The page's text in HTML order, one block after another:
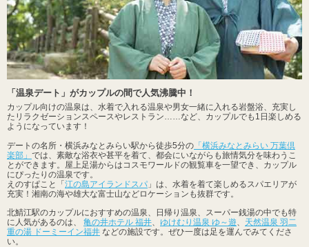
「温泉デート」がカップルの間で人気沸騰中！
カップル向けの温泉は、水着で入れる温泉や男女一緒に入れる岩盤浴、充実し
たリラクゼーションスペースやレストラン……など、カップルでも1日楽しめる
ようになっています！
デートの名所・横浜みなとみらい駅から徒歩5分の 「横浜みなとみらい 万葉倶
楽部」 では、素敵な浴衣や甚平を着て、都会にいながらも旅情気分を味わうこ
とができます。屋上足湯からはコスモワールドの観覧車を一望でき、カップル
にぴったりの温泉です。
えのすぱこと「江の島アイランドスパ 」は、水着を着て楽しめるスパエリアが
充実！湘南の海や雄大な富士山などロケーションも抜群です。
北鯖江駅のカップルにおすすめの温泉、日帰り温泉、スーパー銭湯の中でも特
に人気があるのは、 亀の井ホテル 福井 ゆけむり温泉 ゆ～遊
天然温泉 羽二
重の湯 ドーミーイン福井 などの施設です。ぜひ一度は足を運んでみてくださ
い。